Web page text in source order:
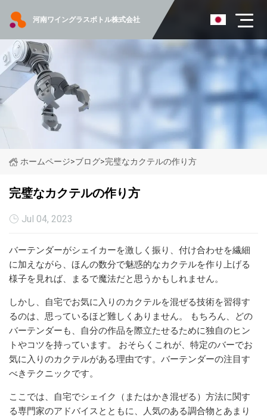
河南ワイングラスボトル株式会社
ホームページ>ブログ>完璧なカクテルの作り方
完璧なカクテルの作り方
Jul 04, 2023
バーテンダーがシェイカーを激しく振り、付け合わせを繊細
に加えながら、ほんの数分で魅惑的なカクテルを作り上げる
様子を見れば、まるで魔法だと思うかもしれません。
しかし、自宅でお気に入りのカクテルを混ぜる技術を習得す
るのは、思っているほど難しくありません。 もちろん、どの
バーテンダーも、自分の作品を際立たせるために独自のヒン
トやコツを持っています。 おそらくこれが、特定のバーでお
気に入りのカクテルがある理由です。バーテンダーの注目す
べきテクニックです。
ここでは、自宅でシェイク（またはかき混ぜる）方法に関す
る専門家のアドバイスとともに、人気のある調合物とあまり